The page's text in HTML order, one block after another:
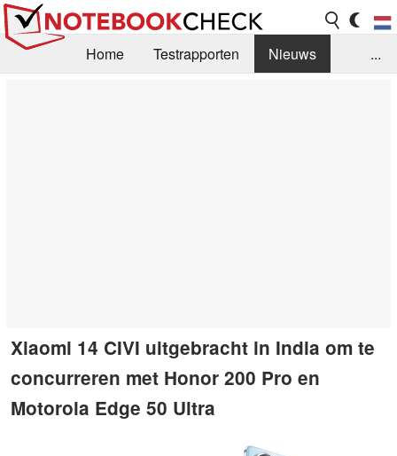
Home Testrapporten
Nieuws
...
Xiaomi 14 CIVI uitgebracht in India om te
concurreren met Honor 200 Pro en
Motorola Edge 50 Ultra